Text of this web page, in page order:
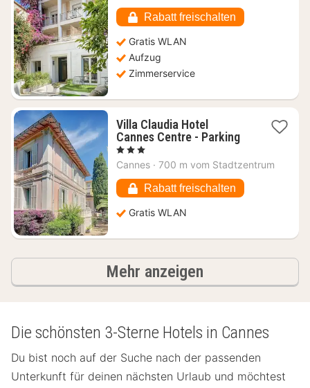
177,35
€
Rabatt freischalten
Gratis WLAN
Aufzug
Zimmerservice
Villa Claudia Hotel
Cannes Centre - Parking1
ab
€
, 3 Sterne
Cannes · 700 m vom Stadtzentrum
Rabatt freischalten
Gratis WLAN
Mehr anzeigen
Die schönsten 3-Sterne Hotels in Cannes
Du bist noch auf der Suche nach der passenden
Unterkunft für deinen nächsten Urlaub und möchtest